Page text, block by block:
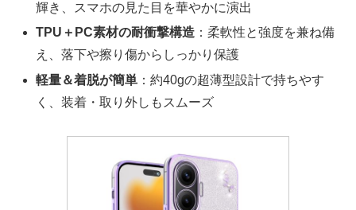
輝き、スマホの見た目を華やかに演出
TPU＋PC素材の耐衝撃構造 ：柔軟性と強度を兼ね備
え、落下や擦り傷からしっかり保護
軽量＆着脱が簡単 ：約40gの超薄型設計で持ちやす
く、装着・取り外しもスムーズ